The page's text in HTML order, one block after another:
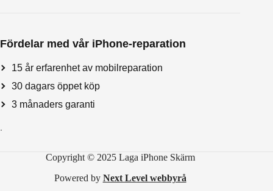
Fördelar med vår iPhone-reparation
15 år erfarenhet av mobilreparation
30 dagars öppet köp
3 månaders garanti
.
Copyright © 2025 Laga iPhone Skärm
Powered by Next Level webbyrå